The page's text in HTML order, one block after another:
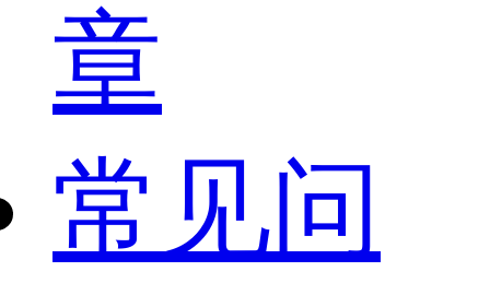
章
常见问